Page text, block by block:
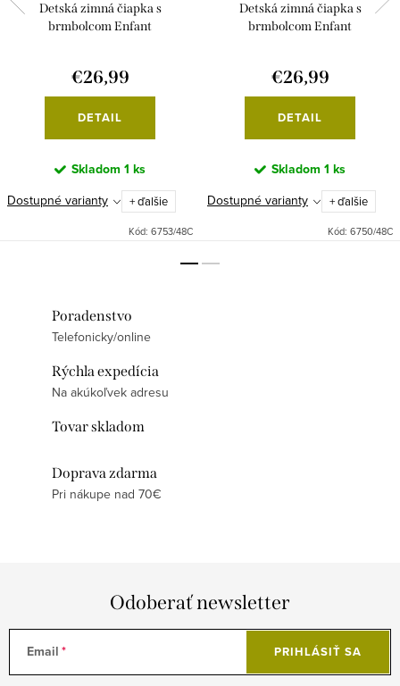
Detská zimná čiapka s
brmbolcom Enfant
€26,99
DETAIL
Skladom 1 ks
Dostupné varianty + ďalšie
Kód: 6753/48C
Detská zimná čiapka s
brmbolcom Enfant
€26,99
DETAIL
Skladom 1 ks
Dostupné varianty + ďalšie
Kód: 6750/48C
Poradenstvo
Telefonicky/online
Rýchla expedícia
Na akúkoľvek adresu
Tovar skladom
Doprava zdarma
Pri nákupe nad 70€
Odoberať newsletter
Email PRIHLÁSIŤ SA